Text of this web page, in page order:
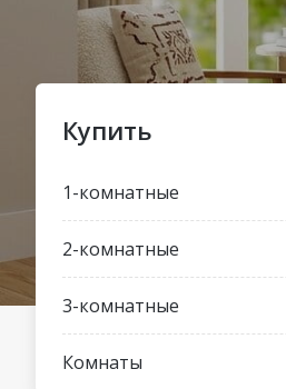
Купить
1-комнатные
2-комнатные
3-комнатные
Комнаты